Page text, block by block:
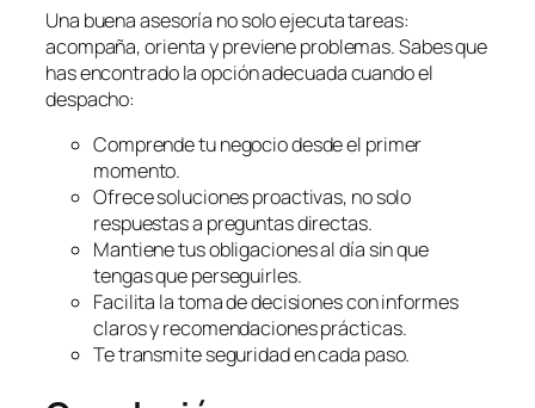
Una buena asesoría no solo ejecuta tareas:
acompaña, orienta y previene problemas. Sabes que
has encontrado la opción adecuada cuando el
despacho:
Comprende tu negocio desde el primer
momento.
Ofrece soluciones proactivas, no solo
respuestas a preguntas directas.
Mantiene tus obligaciones al día sin que
tengas que perseguirles.
Facilita la toma de decisiones con informes
claros y recomendaciones prácticas.
Te transmite seguridad en cada paso.